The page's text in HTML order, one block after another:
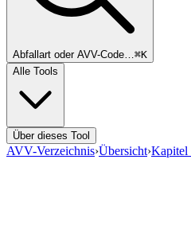
Abfallart oder AVV-Code…⌘K
Alle Tools
Über dieses Tool
AVV-Verzeichnis›Übersicht›Kapitel